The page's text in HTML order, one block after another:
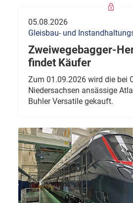
05.08.2026
Gleisbau- und
Zweiwegebagger-
findet Käufer
Zum 01.09.2026 wird die bei
Niedersachsen ansässige
Buhler Versatile gekauft.